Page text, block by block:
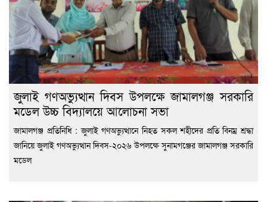
জুলাই গণঅভ্যুত্থান দিবস উপলক্ষে জামালগঞ্জ সরকারি
মডেল উচ্চ বিদ্যালয়ে আলোচনা সভা
জামালগঞ্জ প্রতিনিধি : জুলাই গণঅভ্যুত্থানে নিহত সকল শহীদের প্রতি বিনম্র শ্রদ্ধা
জানিয়ে জুলাই গণঅভ্যুত্থান দিবস-২০২৬ উপলক্ষে সুনামগঞ্জের জামালগঞ্জ সরকারি
মডেল